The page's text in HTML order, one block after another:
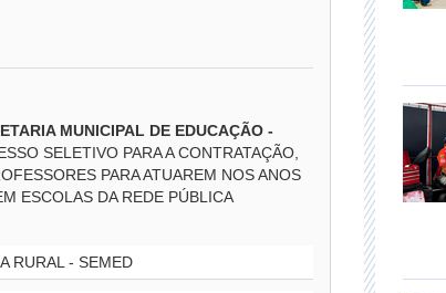
MUNICIPAL DE EDUCAÇÃO -
SELETIVO PARA A CONTRATAÇÃO,
PARA ATUAREM NOS ANOS
ESCOLAS DA REDE PÚBLICA
RURAL - SEMED